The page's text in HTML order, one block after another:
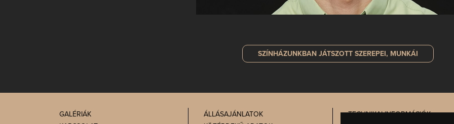
SZÍNHÁZUNKBAN JÁTSZOTT SZEREPEI, MUNKÁI
GALÉRIÁK
ÁLLÁSAJÁNLATOK
TECHNIKAI INFORMÁCIÓK